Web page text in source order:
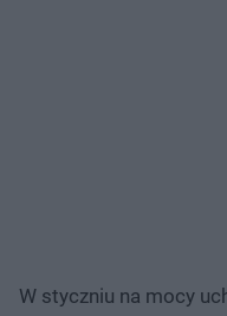
W styczniu na mocy